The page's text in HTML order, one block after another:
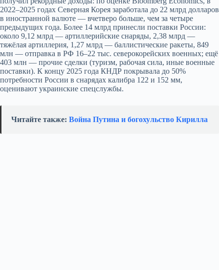
2022–2025 годах Северная Корея заработала до 22 млрд долларов
в иностранной валюте — вчетверо больше, чем за четыре
предыдущих года. Более 14 млрд принесли поставки России:
около 9,12 млрд — артиллерийские снаряды, 2,38 млрд —
тяжёлая артиллерия, 1,27 млрд — баллистические ракеты, 849
млн — отправка в РФ 16–22 тыс. северокорейских военных; ещё
403 млн — прочие сделки (туризм, рабочая сила, иные военные
поставки). К концу 2025 года КНДР покрывала до 50%
потребности России в снарядах калибра 122 и 152 мм,
оценивают украинские спецслужбы.
Читайте также: Война Путина и богохульство Кирилла